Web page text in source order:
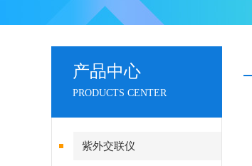
产品中心
PRODUCTS CENTER
紫外交联仪